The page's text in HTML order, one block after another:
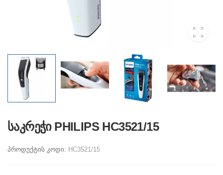
საკრეჭი PHILIPS HC3521/15
პროდუქტის კოდი: HC3521/15